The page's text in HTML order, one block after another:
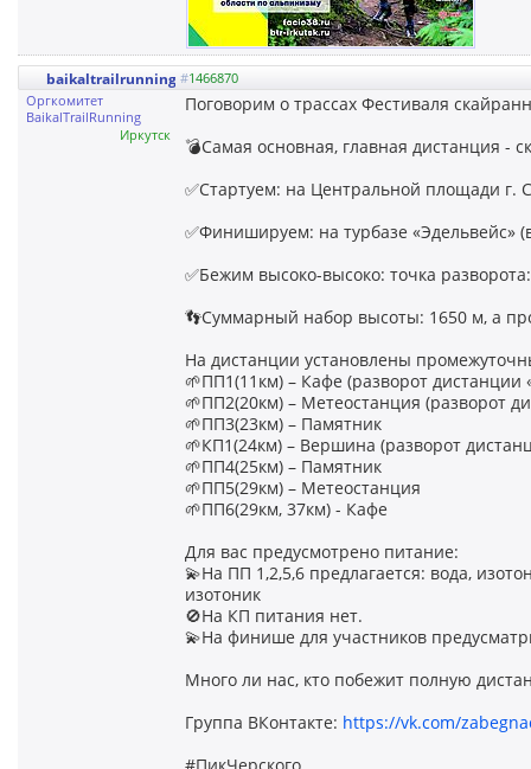
baikaltrailrunning #1466870
Оргкомитет
BaikalTrailRunning
Иркутск
Поговорим о трассах Фестиваля
💣Самая основная, главная дистанция -
✅Стартуем: на Центральной площади г.
✅Финишируем: на турбазе «Эдельвейс»
✅Бежим высоко-высоко: точка
👣Суммарный набор высоты: 1650 м, а
На дистанции установлены
🌱ПП1(11км) – Кафе (разворот дистанции
🌱ПП2(20км) – Метеостанция (разворот
🌱ПП3(23км) – Памятник
🌱КП1(24км) – Вершина (разворот
🌱ПП4(25км) – Памятник
🌱ПП5(29км) – Метеостанция
🌱ПП6(29км, 37км) - Кафе
Для вас предусмотрено питание:
💫На ПП 1,2,5,6 предлагается: вода,
изотоник
🚫На КП питания нет.
💫На финише для участников
Много ли нас, кто побежит полную
Группа ВКонтакте: https://vk.com/
#ПикЧерского